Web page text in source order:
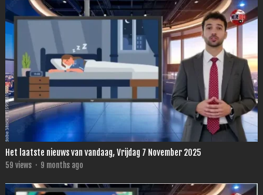
Het laatste nieuws van vandaag, Vrijdag 7 November 2025
59 views · 9 months ago